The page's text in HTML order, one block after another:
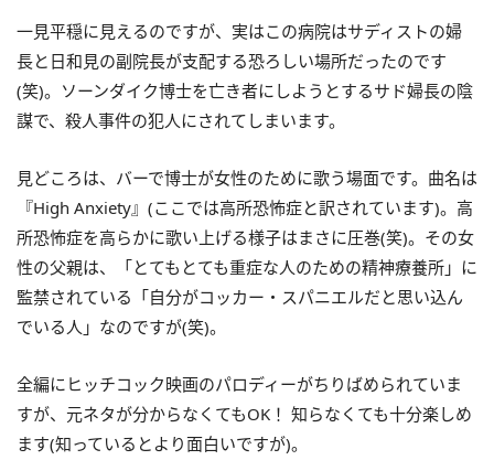
一見平穏に見えるのですが、実はこの病院はサディストの婦
長と日和見の副院長が支配する恐ろしい場所だったのです
(笑)。ソーンダイク博士を亡き者にしようとするサド婦長の陰
謀で、殺人事件の犯人にされてしまいます。
見どころは、バーで博士が女性のために歌う場面です。曲名は
『High Anxiety』(ここでは高所恐怖症と訳されています)。高
所恐怖症を高らかに歌い上げる様子はまさに圧巻(笑)。その女
性の父親は、「とてもとても重症な人のための精神療養所」に
監禁されている「自分がコッカー・スパニエルだと思い込ん
でいる人」なのですが(笑)。
全編にヒッチコック映画のパロディーがちりばめられていま
すが、元ネタが分からなくてもOK！ 知らなくても十分楽しめ
ます(知っているとより面白いですが)。